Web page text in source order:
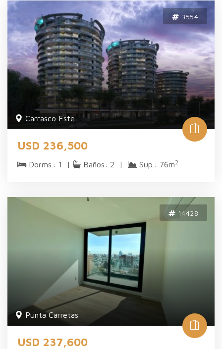
3554
Carrasco Este
USD 236,500
Dorms.: 1 | Baños: 2 | Sup.: 76m2
14428
Punta Carretas
USD 237,600